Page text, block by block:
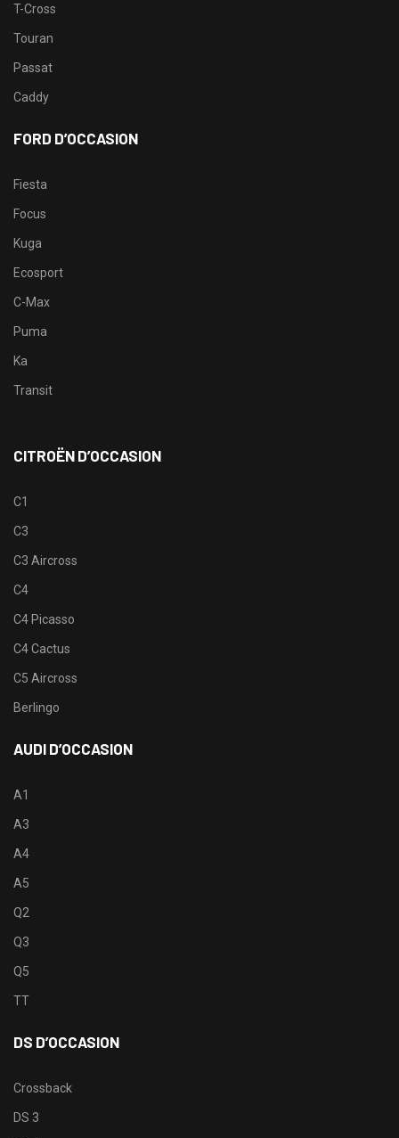
T-Cross
Touran
Passat
Caddy
FORD D’OCCASION
Fiesta
Focus
Kuga
Ecosport
C-Max
Puma
Ka
Transit
CITROËN D’OCCASION
C1
C3
C3 Aircross
C4
C4 Picasso
C4 Cactus
C5 Aircross
Berlingo
AUDI D’OCCASION
A1
A3
A4
A5
Q2
Q3
Q5
TT
DS D’OCCASION
Crossback
DS 3